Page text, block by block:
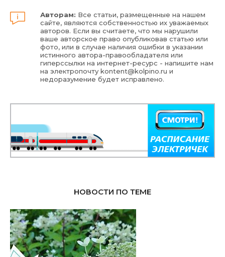
Авторам: Все статьи, размещенные на нашем
сайте, являются собственностью их уважаемых
авторов. Если вы считаете, что мы нарушили
ваше авторское право опубликовав статью или
фото, или в случае наличия ошибки в указании
истинного автора-правообладателя или
гиперссылки на интернет-ресурс - напишите нам
на электропочтуkontent@kolpino.ru и
недоразумение будет исправлено.
НОВОСТИ ПО ТЕМЕ